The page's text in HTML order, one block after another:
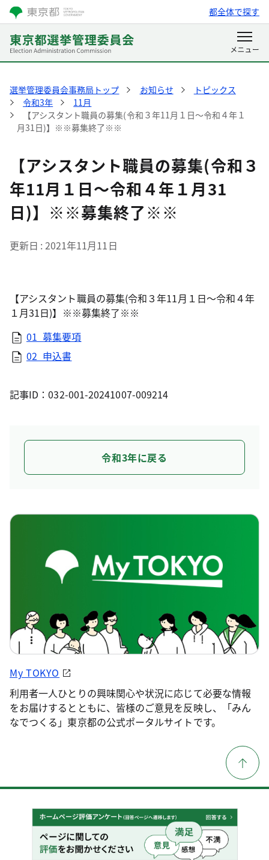
都全体で探す
選挙管理委員会事務局トップ お知らせ
トピックス
令和3年
11月
【アシスタント職員の募集(令和３年11月１日～令和４年１
月31日)】※※募集終了※※
【アシスタント職員の募集(令和３
年11月１日～令和４年１月31
日)】※※募集終了※※
更新日 2021年11月11日
【アシスタント職員の募集(令和３年11月１日～令和４年
１月31日)】※※募集終了※※
01_募集要項
02_申込書
記事ID：032-001-20241007-009214
令和3年に戻る
My TOKYO
利用者一人ひとりの興味関心や状況に応じて必要な情報
をお届けするとともに、皆様のご意見を反映し、「みん
なでつくる」東京都の公式ポータルサイトです。